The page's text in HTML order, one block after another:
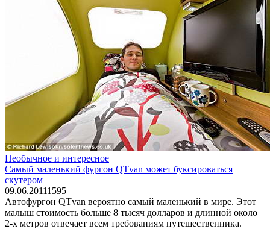
Необычное и интересное
Самый маленький фургон QTvan может буксироваться
скутером
09.06.20111 595
Автофургон QTvan вероятно самый маленький в мире. Этот
малыш стоимость больше 8 тысяч долларов и длинной около
2-х метров отвечает всем требованиям путешественника.